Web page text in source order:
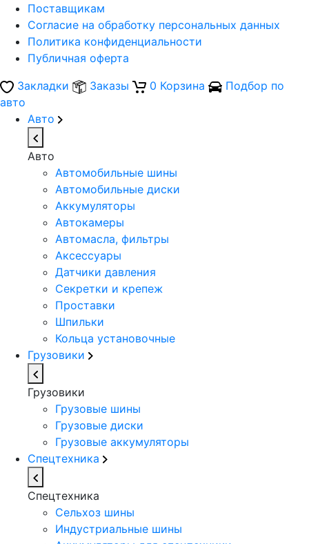
Поставщикам
Согласие на обработку персональных данных
Политика конфиденциальности
Публичная оферта
Закладки
Заказы 0 Корзина
Подбор по
авто
Авто
Авто
Автомобильные шины
Автомобильные диски
Аккумуляторы
Автокамеры
Автомасла, фильтры
Аксессуары
Датчики давления
Секретки и крепеж
Проставки
Шпильки
Кольца установочные
Грузовики
Грузовики
Грузовые шины
Грузовые диски
Грузовые аккумуляторы
Спецтехника
Спецтехника
Сельхоз шины
Индустриальные шины